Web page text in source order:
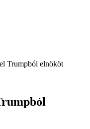
Trumpból elnököt